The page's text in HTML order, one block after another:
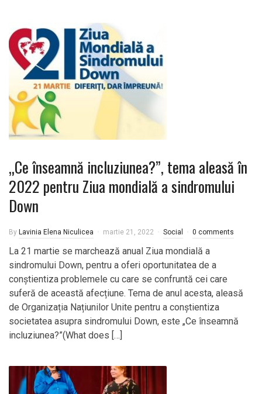
„Ce înseamnă incluziunea?”, tema aleasă în
2022 pentru Ziua mondială a sindromului
Down
By Lavinia Elena Niculicea martie 21, 2022 Social 0 comments
La 21 martie se marchează anual Ziua mondială a
sindromului Down, pentru a oferi oportunitatea de a
conştientiza problemele cu care se confruntă cei care
suferă de această afecțiune. Tema de anul acesta, aleasă
de Organizația Națiunilor Unite pentru a conștientiza
societatea asupra sindromului Down, este „Ce înseamnă
incluziunea?”(What does […]